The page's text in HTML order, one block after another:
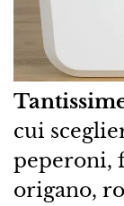
cui
peperoni,
origano,